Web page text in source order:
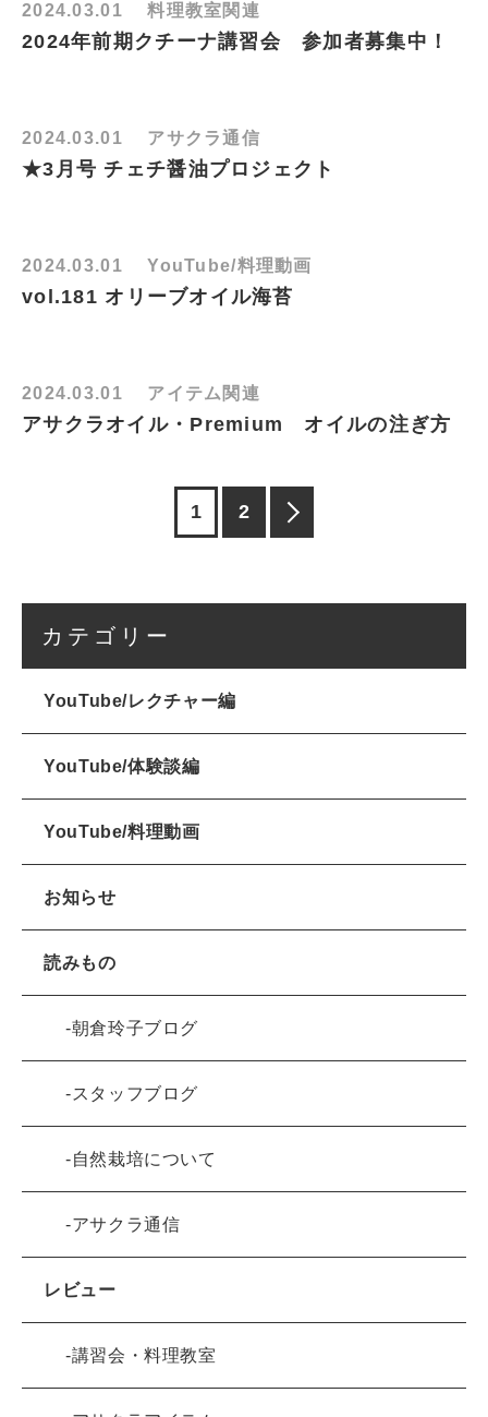
2024.03.01 料理教室関連
2024年前期クチーナ講習会 参加者募集中！
2024.03.01 アサクラ通信
★3月号 チェチ醤油プロジェクト
2024.03.01 YouTube/料理動画
vol.181 オリーブオイル海苔
2024.03.01 アイテム関連
アサクラオイル・Premium オイルの注ぎ方
1 2
カテゴリー
YouTube/レクチャー編
YouTube/体験談編
YouTube/料理動画
お知らせ
読みもの
朝倉玲子ブログ
スタッフブログ
自然栽培について
アサクラ通信
レビュー
講習会・料理教室